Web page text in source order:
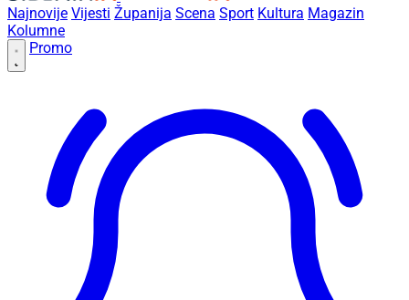
Najnovije Vijesti Županija Scena Sport Kultura Magazin
Kolumne
Promo